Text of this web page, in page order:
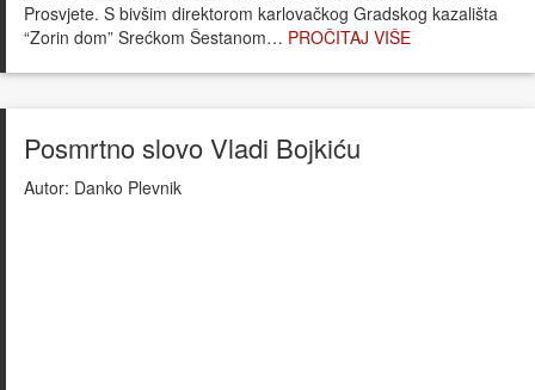
Prosvjete. S bivšim direktorom karlovačkog Gradskog kazališta
“Zorin dom” Srećkom Šestanom… PROČITAJ VIŠE
Posmrtno slovo Vladi Bojkiću
Autor: Danko Plevnik